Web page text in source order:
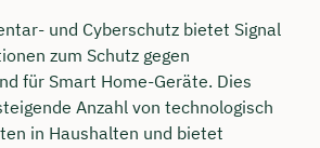
und Cyberschutz bietet Signal
zum Schutz gegen
für Smart Home-Geräte. Dies
Anzahl von technologisch
in Haushalten und bietet